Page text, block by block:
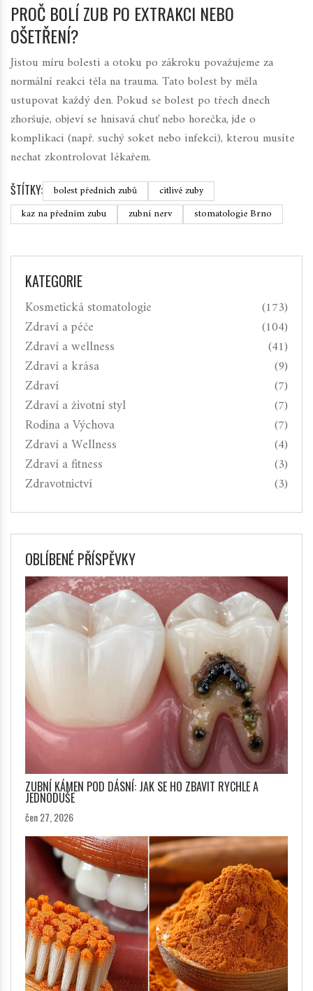
PROČ BOLÍ ZUB PO EXTRAKCI NEBO
OŠETŘENÍ?
Jistou míru bolesti a otoku po zákroku považujeme za
normální reakci těla na trauma. Tato bolest by měla
ustupovat každý den. Pokud se bolest po třech dnech
zhoršuje, objeví se hnisavá chuť nebo horečka, jde o
komplikaci (např. suchý soket nebo infekci), kterou musíte
nechat zkontrolovat lékařem.
ŠTÍTKY: bolest předních zubů
citlivé zuby
kaz na předním zubu
zubní nerv stomatologie Brno
KATEGORIE
Kosmetická stomatologie (173)
Zdraví a péče (104)
Zdraví a wellness (41)
Zdraví a krása (9)
Zdraví (7)
Zdraví a životní styl (7)
Rodina a Výchova (7)
Zdraví a Wellness (4)
Zdraví a fitness (3)
Zdravotnictví (3)
OBLÍBENÉ PŘÍSPĚVKY
ZUBNÍ KÁMEN POD DÁSNÍ: JAK SE HO ZBAVIT RYCHLE A
JEDNODUŠE
čen 27, 2026